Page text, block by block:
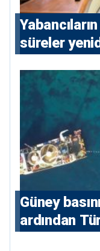
süreler
konutlara
Güney
ardından